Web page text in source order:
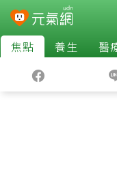
焦點 養生 醫